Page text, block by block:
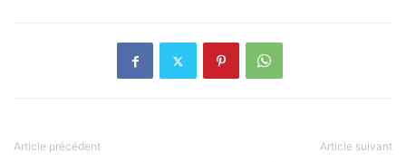
Article précédent Article suivant